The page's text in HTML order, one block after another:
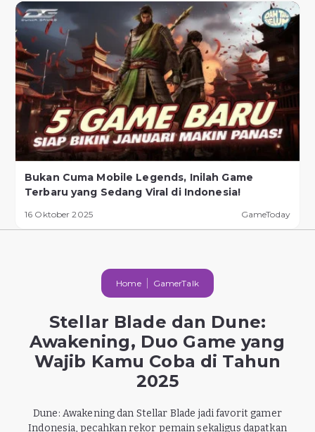
Bukan Cuma Mobile Legends, Inilah Game
Terbaru yang Sedang Viral di Indonesia!
16 Oktober 2025 GameToday
Home GamerTalk
Stellar Blade dan Dune:
Awakening, Duo Game yang
Wajib Kamu Coba di Tahun
2025
Dune: Awakening dan Stellar Blade jadi favorit gamer
Indonesia, pecahkan rekor pemain sekaligus dapatkan